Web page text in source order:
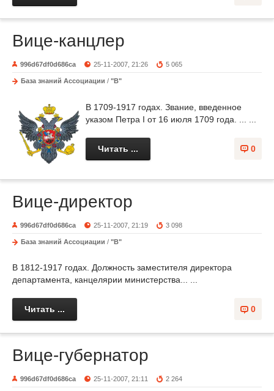
Вице-канцлер
996d67df0d686ca 25-11-2007, 21:26 5 065
База знаний Ассоциации / "В"
В 1709-1917 годах. Звание, введенное
указом Петра I от 16 июля 1709 года. ... ...
0
Читать ...
Вице-директор
996d67df0d686ca 25-11-2007, 21:19 3 098
База знаний Ассоциации / "В"
В 1812-1917 годах. Должность заместителя директора
департамента, канцелярии министерства... ...
0
Читать ...
Вице-губернатор
996d67df0d686ca 25-11-2007, 21:11 2 264